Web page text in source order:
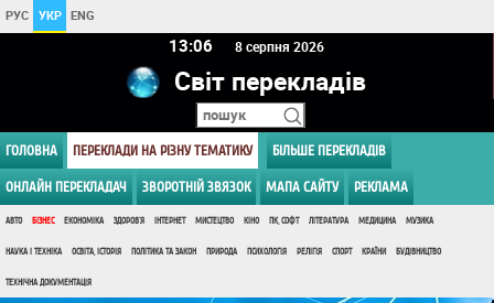
РУС УКР ENG
13:06 8 серпня 2026
Світ перекладів
ГОЛОВНА ПЕРЕКЛАДИ НА РІЗНУ ТЕМАТИКУ БІЛЬШЕ ПЕРЕКЛАДІВ
ОНЛАЙН ПЕРЕКЛАДАЧ ЗВОРОТНІЙ ЗВЯЗОК МАПА САЙТУ РЕКЛАМА
АВТО БІЗНЕС ЕКОНОМІКА ЗДОРОВ'Я ІНТЕРНЕТ МИСТЕЦТВО КІНО ПК, СОФТ ЛІТЕРАТУРА МЕДИЦИНА МУЗИКА
НАУКА І ТЕХНІКА ОСВІТА, ІСТОРІЯ ПОЛІТИКА ТА ЗАКОН ПРИРОДА ПСИХОЛОГІЯ РЕЛІГІЯ СПОРТ КРАЇНИ БУДІВНИЦТВО
ТЕХНІЧНА ДОКУМЕНТАЦІЯ